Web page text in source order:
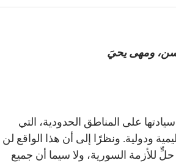
ومهى يحيَ
على المناطق الحدودية، التي
ودولية. ونظرًا إلى أن هذا الواقع لن
للأزمة السورية، ولا سيما أن جميع